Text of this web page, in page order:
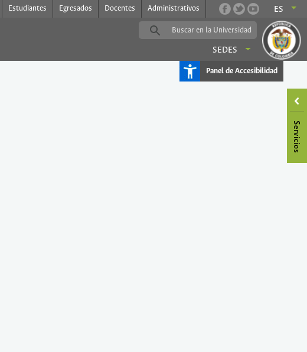
Estudiantes Egresados Docentes Administrativos ES
SEDES
Panel de Accesibilidad